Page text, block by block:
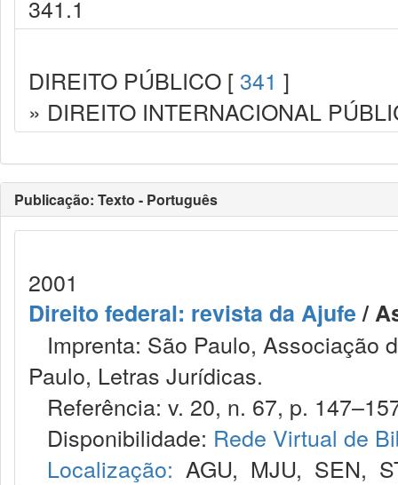
341.1
DIREITO PÚBLICO [ 341 ]
» DIREITO INTERNACIONAL
Publicação: Texto - Português
2001
Direito federal: revista da Ajufe/
Imprenta: São Paulo, Associação
Paulo, Letras Jurídicas.
Referência: v. 20, n. 67, p.
Disponibilidade: Rede Virtual de
Localização: AGU, MJU, SEN,